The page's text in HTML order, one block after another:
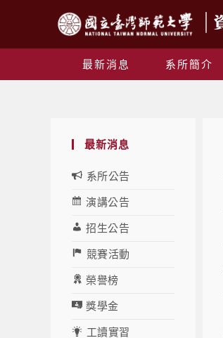
最新消息 系所簡介
最新消息
系所公告
演講公告
招生公告
競賽活動
榮譽榜
獎學金
工讀實習